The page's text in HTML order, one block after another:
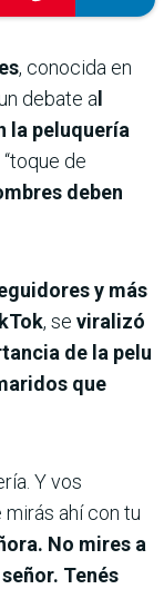
, conocida en
debate a
la peluquería
de
deben
y más
, se viralizó
de la pelu
que
Y vos
ahí con tu
No mires a
Tenés